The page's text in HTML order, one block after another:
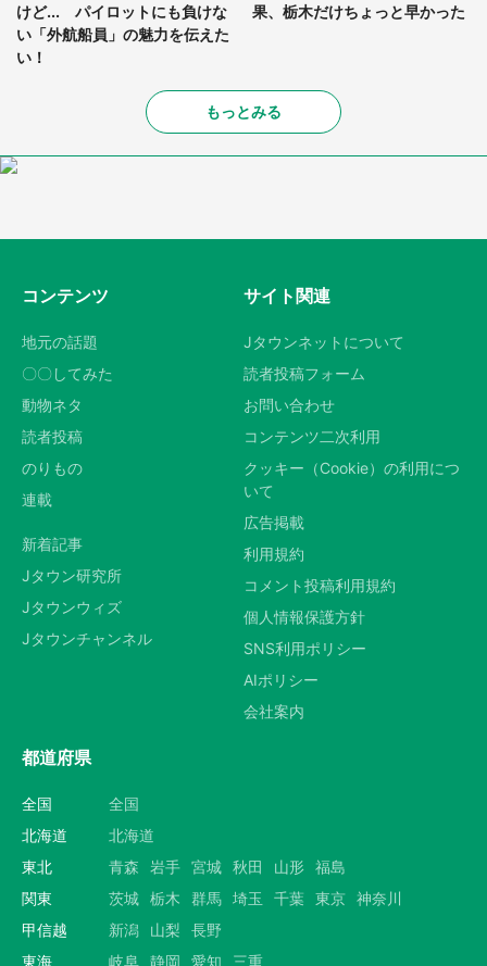
けど... パイロットにも負けな
い「外航船員」の魅力を伝えた
い！
果、栃木だけちょっと早かった
もっとみる
コンテンツ
地元の話題
〇〇してみた
動物ネタ
読者投稿
のりもの
連載
新着記事
Jタウン研究所
Jタウンウィズ
Jタウンチャンネル
サイト関連
Jタウンネットについて
読者投稿フォーム
お問い合わせ
コンテンツ二次利用
クッキー（Cookie）の利用につ
いて
広告掲載
利用規約
コメント投稿利用規約
個人情報保護方針
SNS利用ポリシー
AIポリシー
会社案内
都道府県
全国
全国
北海道
北海道
東北
青森 岩手 宮城 秋田 山形 福島
関東
茨城 栃木 群馬 埼玉 千葉 東京 神奈川
甲信越
新潟 山梨
長野
東海
岐阜 静岡 愛知 三重